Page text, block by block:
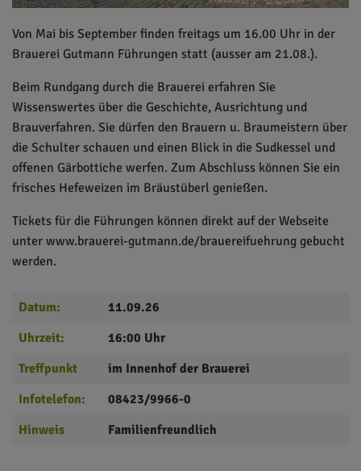
Von Mai bis September finden freitags um 16.00 Uhr in der
Brauerei Gutmann Führungen statt (ausser am 21.08.).
Beim Rundgang durch die Brauerei erfahren Sie
Wissenswertes über die Geschichte, Ausrichtung und
Brauverfahren. Sie dürfen den Brauern u. Braumeistern über
die Schulter schauen und einen Blick in die Sudkessel und
offenen Gärbottiche werfen. Zum Abschluss können Sie ein
frisches Hefeweizen im Bräustüberl genießen.
Tickets für die Führungen können direkt auf der Webseite
unter www.brauerei-gutmann.de/brauereifuehrung gebucht
werden.
Datum:
11.09.26
Uhrzeit:
16:00 Uhr
Treffpunkt
im Innenhof der Brauerei
Infotelefon:
08423/9966-0
Hinweis
Familienfreundlich